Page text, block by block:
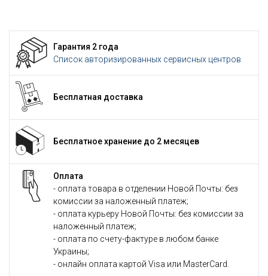
Гарантия 2 года
Список авторизированных сервисных центров
Бесплатная доставка
Бесплатное хранение до 2 месяцев
Оплата
- оплата товара в отделении Новой Почты: без
комиссии за наложенный платеж;
- оплата курьеру Новой Почты: без комиссии за
наложенный платеж;
- оплата по счету-фактуре в любом банке
Украины;
- онлайн оплата картой Visa или MasterCard.